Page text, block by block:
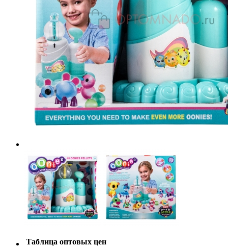
Таблица оптовых цен